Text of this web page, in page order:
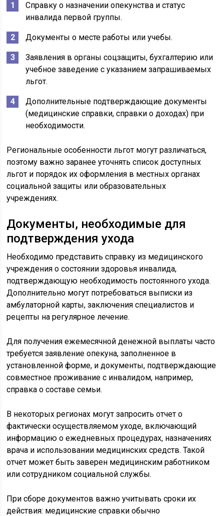
Справку о назначении опекунства и статус
инвалида первой группы.
Документы о месте работы или учебы.
Заявления в органы соцзащиты, бухгалтерию или
учебное заведение с указанием запрашиваемых
льгот.
Дополнительные подтверждающие документы
(медицинские справки, справки о доходах) при
необходимости.
Региональные особенности льгот могут различаться,
поэтому важно заранее уточнять список доступных
льгот и порядок их оформления в местных органах
социальной защиты или образовательных
учреждениях.
Документы, необходимые для
подтверждения ухода
Необходимо представить справку из медицинского
учреждения о состоянии здоровья инвалида,
подтверждающую необходимость постоянного ухода.
Дополнительно могут потребоваться выписки из
амбулаторной карты, заключения специалистов и
рецепты на регулярное лечение.
Для получения ежемесячной денежной выплаты часто
требуется заявление опекуна, заполненное в
установленной форме, и документы, подтверждающие
совместное проживание с инвалидом, например,
справка о составе семьи.
В некоторых регионах могут запросить отчет о
фактически осуществляемом уходе, включающий
информацию о ежедневных процедурах, назначениях
врача и использовании медицинских средств. Такой
отчет может быть заверен медицинским работником
или сотрудником социальной службы.
При сборе документов важно учитывать сроки их
действия: медицинские справки обычно